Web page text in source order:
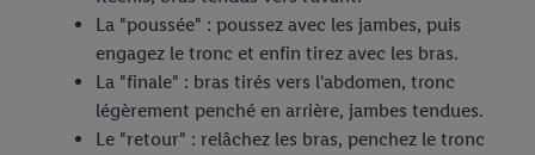
La "poussée" : poussez avec les jambes, puis
engagez le tronc et enfin tirez avec les bras.
La "finale" : bras tirés vers l'abdomen, tronc
légèrement penché en arrière, jambes tendues.
Le "retour" : relâchez les bras, penchez le tronc